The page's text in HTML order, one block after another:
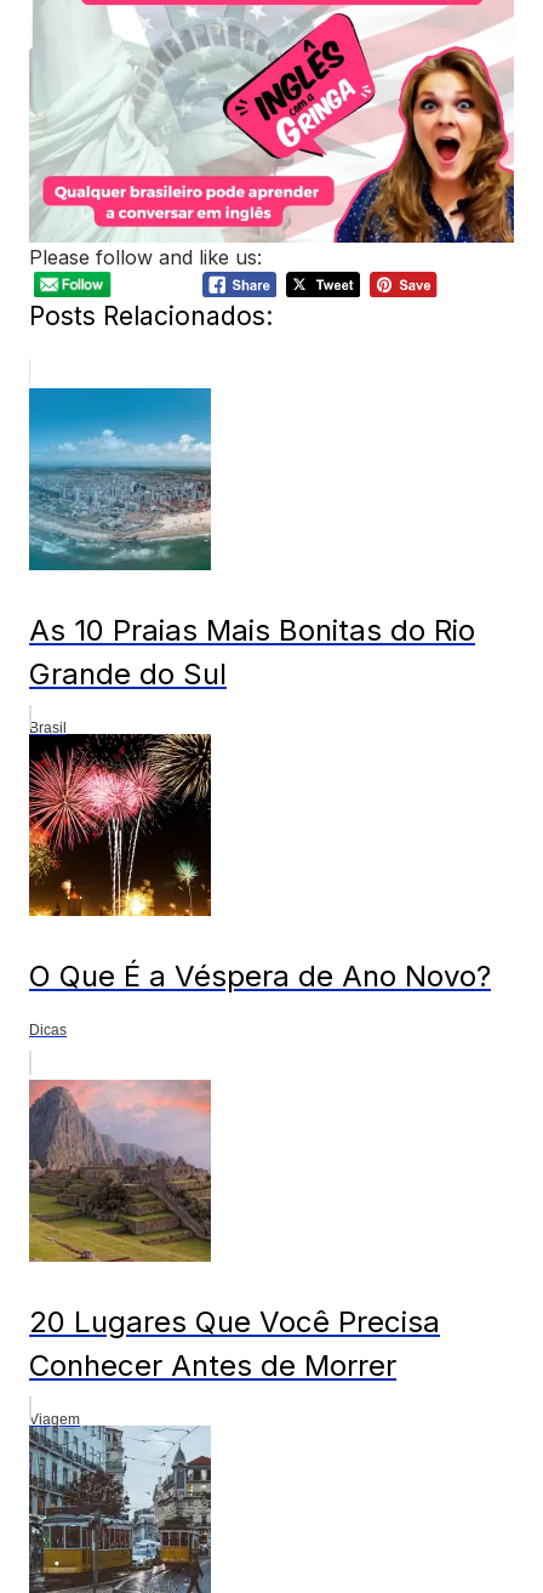
Please follow and like us:
Posts Relacionados:
As 10 Praias Mais Bonitas do Rio
Grande do Sul
Brasil
O Que É a Véspera de Ano Novo?
Dicas
20 Lugares Que Você Precisa
Conhecer Antes de Morrer
Viagem